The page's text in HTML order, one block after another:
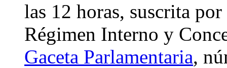
las 12 horas, suscrita
Régimen Interno y
Gaceta Parlamentaria,